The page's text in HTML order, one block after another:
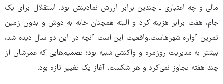
مالی و چه اعتباری ـ چندین برابر ارزش نمادینش بود. استقلال برای یک
جام، هفت برابر هزینه کرد و البته همچنان خانه به دوش و بدون زمین
تمرین آواره شهرهاست.واقعیت این است آنچه در این دو سال دیده شد،
بیشتر به مدیریت روزمره و واکنشی شبیه بود؛ تصمیم‌هایی که عمرشان از
چند هفته تجاوز نمی‌کرد و هر شکست، آغاز یک تغییر تازه بود.